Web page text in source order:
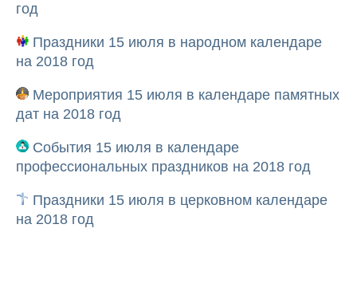
год
Праздники 15 июля в народном календаре
на 2018 год
Мероприятия 15 июля в календаре памятных
дат на 2018 год
События 15 июля в календаре
профессиональных праздников на 2018 год
Праздники 15 июля в церковном календаре
на 2018 год